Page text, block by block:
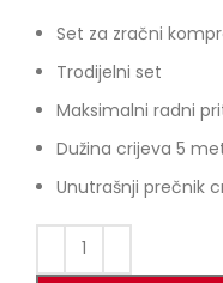
Set za zračni
Trodijelni set
Maksimalni radni
Dužina crijeva 5
Unutrašnji prečnik